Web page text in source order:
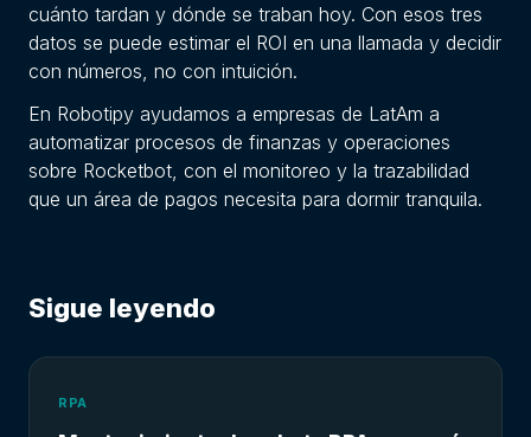
cuánto tardan y dónde se traban hoy. Con esos tres
datos se puede estimar el ROI en una llamada y decidir
con números, no con intuición.
En Robotipy ayudamos a empresas de LatAm a
automatizar procesos de finanzas y operaciones
sobre Rocketbot, con el monitoreo y la trazabilidad
que un área de pagos necesita para dormir tranquila.
Sigue leyendo
RPA